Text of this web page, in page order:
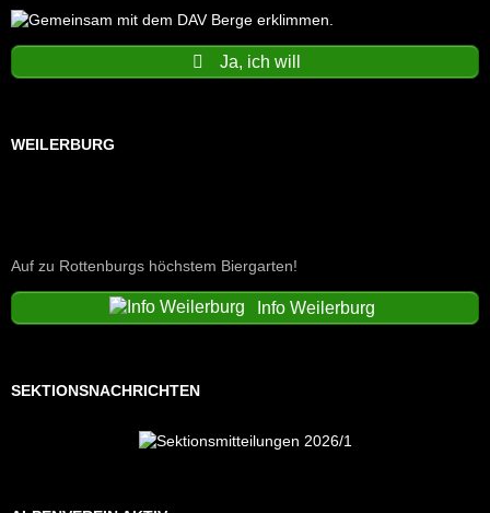
Ja, ich will
WEILERBURG
Auf zu Rottenburgs höchstem Biergarten!
Info Weilerburg
SEKTIONSNACHRICHTEN